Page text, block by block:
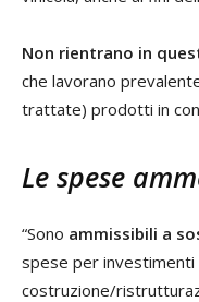
Non rientrano in
che lavorano
trattate) prodotti in
Le spese
“Sono ammissibili a
spese per investimenti
costruzione/